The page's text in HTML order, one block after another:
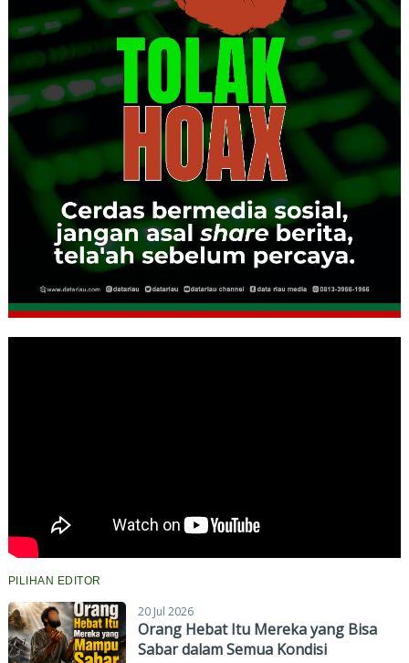
PILIHAN EDITOR
20 Jul 2026
Orang Hebat Itu Mereka yang Bisa
Sabar dalam Semua Kondisi